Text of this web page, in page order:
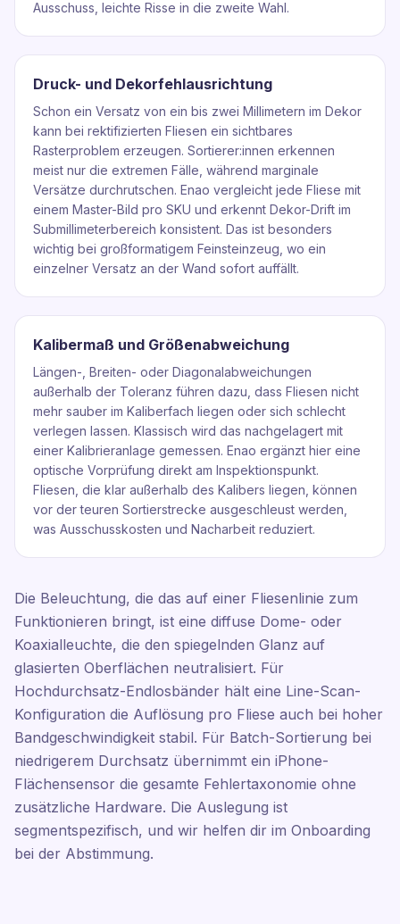
Ausschuss, leichte Risse in die zweite Wahl.
Druck- und Dekorfehlausrichtung
Schon ein Versatz von ein bis zwei Millimetern im Dekor
kann bei rektifizierten Fliesen ein sichtbares
Rasterproblem erzeugen. Sortierer:innen erkennen
meist nur die extremen Fälle, während marginale
Versätze durchrutschen. Enao vergleicht jede Fliese mit
einem Master-Bild pro SKU und erkennt Dekor-Drift im
Submillimeterbereich konsistent. Das ist besonders
wichtig bei großformatigem Feinsteinzeug, wo ein
einzelner Versatz an der Wand sofort auffällt.
Kalibermaß und Größenabweichung
Längen-, Breiten- oder Diagonalabweichungen
außerhalb der Toleranz führen dazu, dass Fliesen nicht
mehr sauber im Kaliberfach liegen oder sich schlecht
verlegen lassen. Klassisch wird das nachgelagert mit
einer Kalibrieranlage gemessen. Enao ergänzt hier eine
optische Vorprüfung direkt am Inspektionspunkt.
Fliesen, die klar außerhalb des Kalibers liegen, können
vor der teuren Sortierstrecke ausgeschleust werden,
was Ausschusskosten und Nacharbeit reduziert.
Die Beleuchtung, die das auf einer Fliesenlinie zum
Funktionieren bringt, ist eine diffuse Dome- oder
Koaxialleuchte, die den spiegelnden Glanz auf
glasierten Oberflächen neutralisiert. Für
Hochdurchsatz-Endlosbänder hält eine Line-Scan-
Konfiguration die Auflösung pro Fliese auch bei hoher
Bandgeschwindigkeit stabil. Für Batch-Sortierung bei
niedrigerem Durchsatz übernimmt ein iPhone-
Flächensensor die gesamte Fehlertaxonomie ohne
zusätzliche Hardware. Die Auslegung ist
segmentspezifisch, und wir helfen dir im Onboarding
bei der Abstimmung.